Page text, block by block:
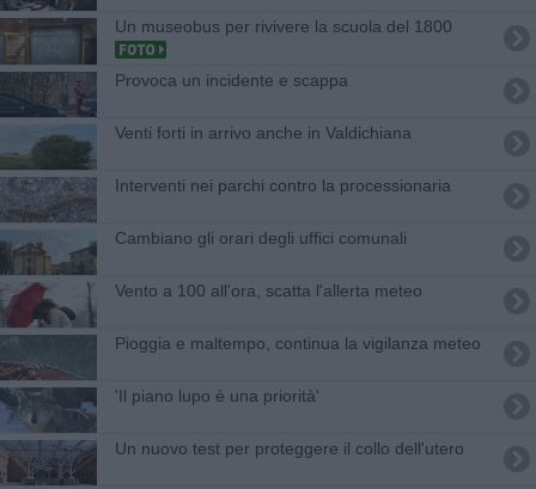
Un museobus per rivivere la scuola del 1800
Provoca un incidente e scappa
Venti forti in arrivo anche in Valdichiana
Interventi nei parchi contro la processionaria
Cambiano gli orari degli uffici comunali
Vento a 100 all'ora, scatta l'allerta meteo
Pioggia e maltempo, continua la vigilanza meteo
'Il piano lupo è una priorità'
Un nuovo test per proteggere il collo dell'utero